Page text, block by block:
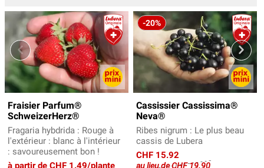
Fraisier Parfum®
SchweizerHerz®
Fragaria hybdrida : Rouge à
l'extérieur : blanc à l'intérieur
: savoureusement bon !
à partir de CHF 1.49/plante
-20%
Cassissier Cassissima®
Neva®
Ribes nigrum : Le plus beau
cassis de Lubera
CHF 15.92
au lieu de CHF 19.90